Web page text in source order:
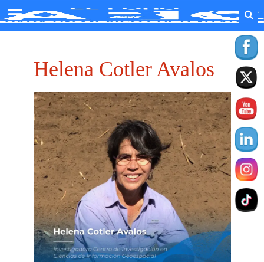
Helena Cotler Avalos